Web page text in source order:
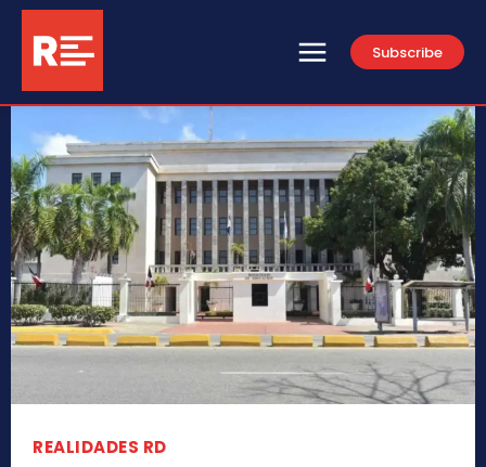
Subscribe
REALIDADES RD